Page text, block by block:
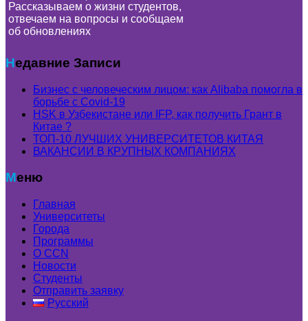
Рассказываем о жизни студентов,
отвечаем на вопросы и сообщаем
об обновлениях
Недавние Записи
Бизнес с человеческим лицом: как Alibaba помогла в
борьбе с Covid-19
HSK в Узбекистане или IFP, как получить Грант в
Китае ?
ТОП-10 ЛУЧШИХ УНИВЕРСИТЕТОВ КИТАЯ
ВАКАНСИИ В КРУПНЫХ КОМПАНИЯХ
Меню
Главная
Университеты
Города
Программы
О CCN
Новости
Студенты
Отправить заявку
Русский